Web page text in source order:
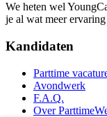
We heten wel
je al wat meer
Kandidaten
Parttime
Avondwerk
F.A.Q.
Over